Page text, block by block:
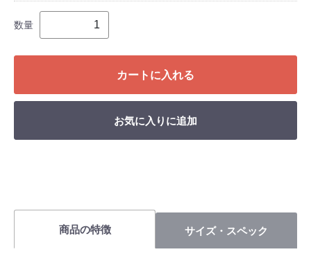
数量
カートに入れる
お気に入りに追加
商品の特徴 サイズ・スペック